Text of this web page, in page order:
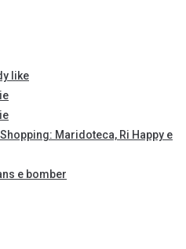
like
Maridoteca, Ri Happy e
e bomber